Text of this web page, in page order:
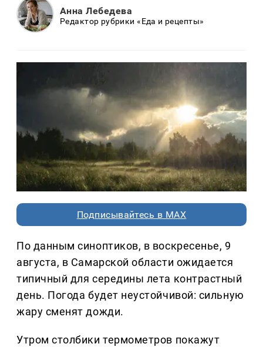
Анна Лебедева
Редактор рубрики «Еда и рецепты»
Подписывайтесь в MAX
По данным синоптиков, в воскресенье, 9
августа, в Самарской области ожидается
типичный для середины лета контрастный
день. Погода будет неустойчивой: сильную
жару сменят дожди.
Утром столбики термометров покажут